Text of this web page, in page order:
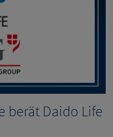
berät Daido Life